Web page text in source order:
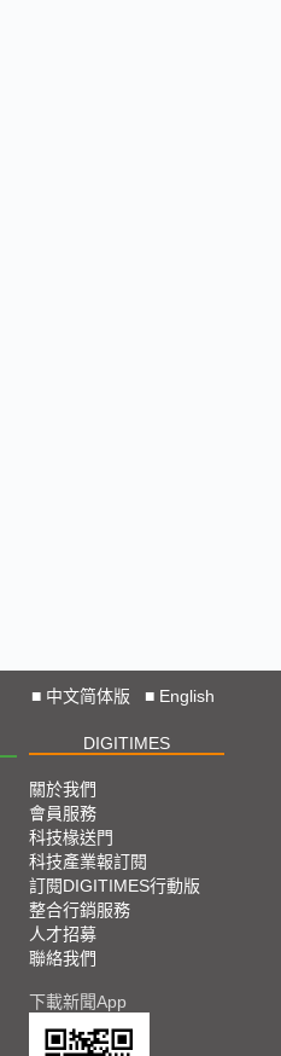
■ 中文简体版 ■ English
DIGITIMES
關於我們
會員服務
科技椽送門
科技產業報訂閱
訂閱DIGITIMES行動版
整合行銷服務
人才招募
聯絡我們
下載新聞App